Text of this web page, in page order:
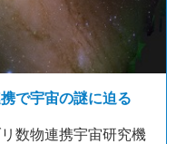
で宇宙の謎に迫る
数物連携宇宙研究機